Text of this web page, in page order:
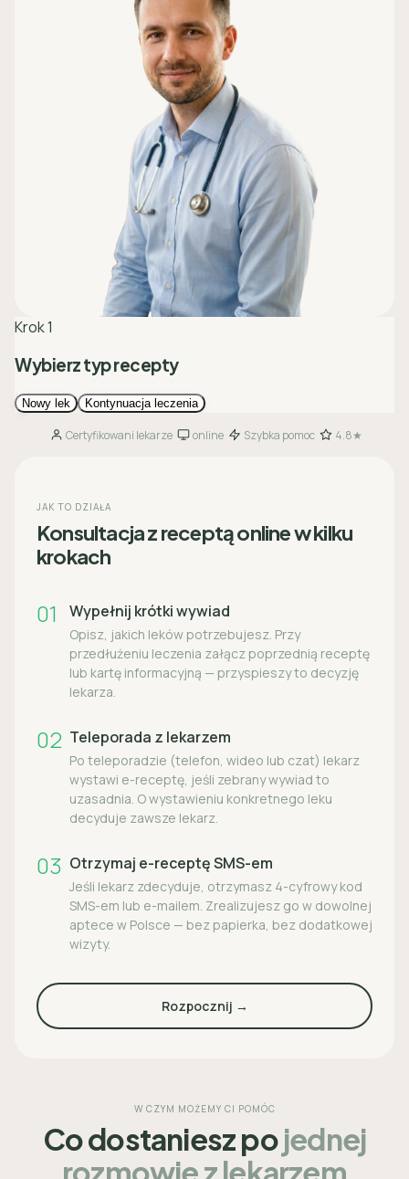
Certyfikowani lekarze· online· Szybka pomoc· 4.8★
JAK TO DZIAŁA
Konsultacja z receptą online w kilku
krokach
01 Wypełnij krótki wywiad
Opisz, jakich leków potrzebujesz. Przy
przedłużeniu leczenia załącz poprzednią receptę
lub kartę informacyjną — przyspieszy to decyzję
lekarza.
02 Teleporada z lekarzem
Po teleporadzie (telefon, wideo lub czat) lekarz
wystawi e-receptę, jeśli zebrany wywiad to
uzasadnia. O wystawieniu konkretnego leku
decyduje zawsze lekarz.
03 Otrzymaj e-receptę SMS-em
Jeśli lekarz zdecyduje, otrzymasz 4-cyfrowy kod
SMS-em lub e-mailem. Zrealizujesz go w dowolnej
aptece w Polsce — bez papierka, bez dodatkowej
wizyty.
Rozpocznij →
W CZYM MOŻEMY CI POMÓC
Co dostaniesz pojednej